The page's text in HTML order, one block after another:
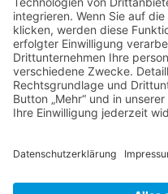
MEHR
Alte iPhone Modelle
Vertrag Widerrufen